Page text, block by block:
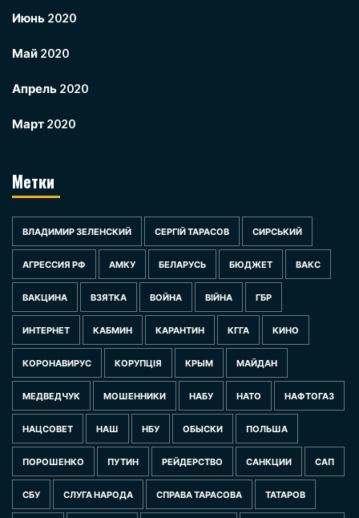
Июнь 2020
Май 2020
Апрель 2020
Март 2020
Метки
ВЛАДИМИР ЗЕЛЕНСКИЙ СЕРГІЙ ТАРАСОВ СИРСЬКИЙ
АГРЕССИЯ РФ АМКУ БЕЛАРУСЬ БЮДЖЕТ ВАКС
ВАКЦИНА ВЗЯТКА ВОЙНА ВІЙНА ГБР
ИНТЕРНЕТ КАБМИН КАРАНТИН КГГА КИНО
КОРОНАВИРУС КОРУПЦІЯ КРЫМ МАЙДАН
МЕДВЕДЧУК МОШЕННИКИ НАБУ НАТО НАФТОГАЗ
НАЦСОВЕТ НАШ НБУ ОБЫСКИ ПОЛЬША
ПОРОШЕНКО ПУТИН РЕЙДЕРСТВО САНКЦИИ САП
СБУ СЛУГА НАРОДА СПРАВА ТАРАСОВА ТАТАРОВ